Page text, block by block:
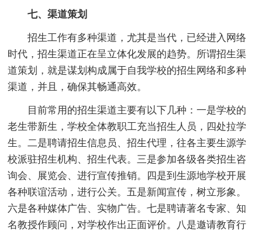
七、渠道策划
招生工作有多种渠道，尤其是当代，已经进入网络
时代，招生渠道正在呈立体化发展的趋势。所谓招生渠
道策划，就是谋划构成属于自我学校的招生网络和多种
渠道，并且，确保其畅通高效。
目前常用的招生渠道主要有以下几种：一是学校的
老生带新生，学校全体教职工充当招生人员，四处拉学
生。二是聘请招生信息员、招生代理，往各主要生源学
校派驻招生机构、招生代表。三是参加各级各类招生咨
询会、展览会、进行宣传推销。四是到生源地学校开展
各种联谊活动，进行公关。五是新闻宣传，树立形象。
六是各种媒体广告、实物广告。七是聘请著名专家、知
名教授作顾问，对学校作出正面评价。八是邀请教育行